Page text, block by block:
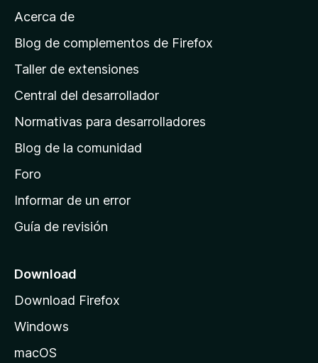
p
á
n
a
e
i
n
c
o
e
M
Acerca de
Blog de complementos de Firefox
Taller de extensiones
Central del desarrollador
Normativas para desarrolladores
Blog de la comunidad
Foro
Informar de un error
Guía de revisión
Download
Download Firefox
Windows
macOS